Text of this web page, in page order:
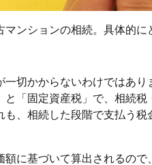
ンションの相続。具体的に
一切かからないわけではあ
と「固定資産税」で、相続
も、相続した段階で支払う
額に基づいて算出されるの